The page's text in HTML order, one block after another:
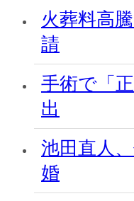
火葬料高
請
手術で「
出
池田直人
婚